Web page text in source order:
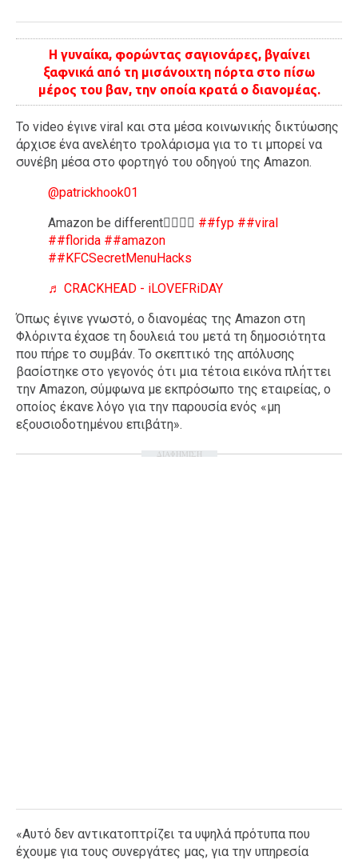
Η γυναίκα, φορώντας σαγιονάρες, βγαίνει
ξαφνικά από τη μισάνοιχτη πόρτα στο πίσω
μέρος του βαν, την οποία κρατά ο διανομέας.
Το video έγινε viral και στα μέσα κοινωνικής δικτύωσης
άρχισε ένα ανελέητο τρολάρισμα για το τι μπορεί να
συνέβη μέσα στο φορτηγό του οδηγού της Amazon.
@patrickhook01
Amazon be different😮‍💨😮‍💨 ##fyp ##viral
##florida ##amazon
##KFCSecretMenuHacks
♬ CRACKHEAD - iLOVEFRiDAY
Όπως έγινε γνωστό, ο διανομέας της Amazon στη
Φλόριντα έχασε τη δουλειά του μετά τη δημοσιότητα
που πήρε το συμβάν. Το σκεπτικό της απόλυσης
βασίστηκε στο γεγονός ότι μια τέτοια εικόνα πλήττει
την Amazon, σύμφωνα με εκπρόσωπο της εταιρείας, ο
οποίος έκανε λόγο για την παρουσία ενός «μη
εξουσιοδοτημένου επιβάτη».
ΔΙΑΦΗΜΙΣΗ
«Αυτό δεν αντικατοπτρίζει τα υψηλά πρότυπα που
έχουμε για τους συνεργάτες μας, για την υπηρεσία